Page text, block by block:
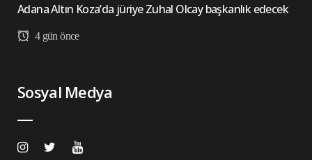
Adana Altın Koza’da jüriye Zuhal Olcay başkanlık edecek
4 gün önce
Sosyal Medya